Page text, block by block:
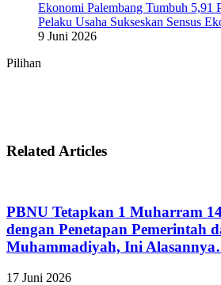
Ekonomi Palembang Tumbuh 5,91
Pelaku Usaha Sukseskan Sensus
9 Juni 2026
Pilihan
Related Articles
PBNU Tetapkan 1 Muharram
dengan Penetapan Pemerintah
Muhammadiyah, Ini
17 Juni 2026